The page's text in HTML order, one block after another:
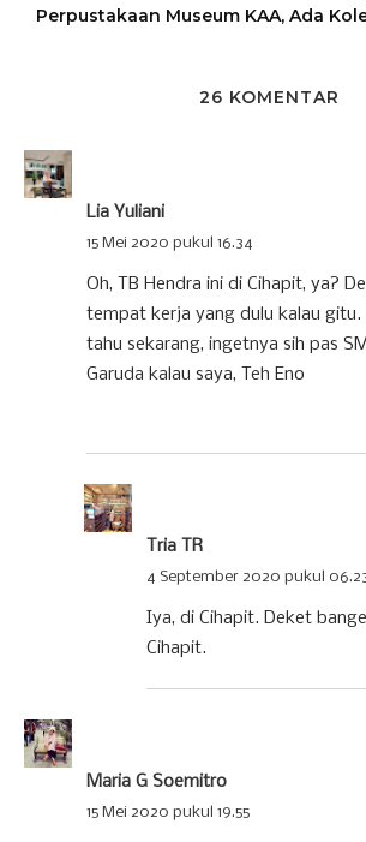
Perpustakaan Museum KAA, Ada
26 KOMENTAR
Lia Yuliani
15 Mei 2020 pukul 16.34
Oh, TB Hendra ini di Cihapit, ya?
tempat kerja yang dulu kalau gitu.
tahu sekarang, ingetnya sih pas
Garuda kalau saya, Teh Eno
Tria TR
4 September 2020 pukul
Iya, di Cihapit. Deket
Cihapit.
Maria G Soemitro
15 Mei 2020 pukul 19.55